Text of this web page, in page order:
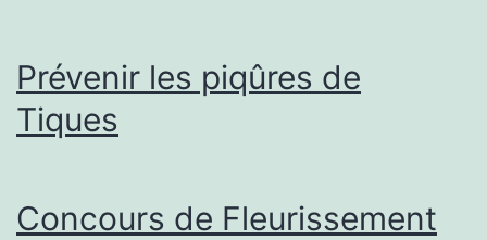
Prévenir les piqûres de
Tiques
Concours de Fleurissement